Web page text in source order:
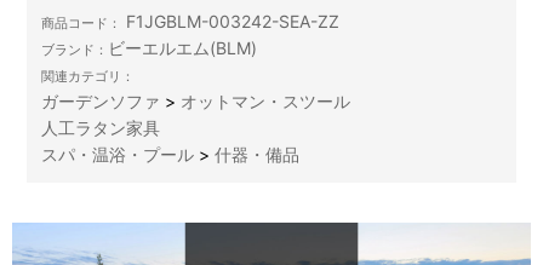
商品コード： F1JGBLM-003242-SEA-ZZ
ブランド： ビーエルエム(BLM)
関連カテゴリ：
ガーデンソファ > オットマン・スツール
人工ラタン家具
スパ・温浴・プール >什器・備品